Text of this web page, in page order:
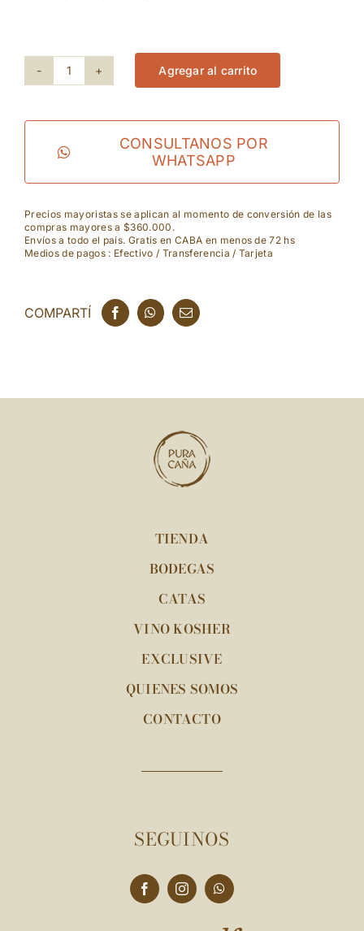
Tequila
de
cantidad
Agregar al carrito
CONSULTANOS POR
WHATSAPP
Precios mayoristas se aplican al momento de conversión de las
compras mayores a $360.000.
Envíos a todo el país. Gratis en CABA en menos de 72 hs
Medios de pagos : Efectivo / Transferencia / Tarjeta
COMPARTÍ
TIENDA
BODEGAS
CATAS
VINO KOSHER
EXCLUSIVE
QUIENES SOMOS
CONTACTO
SEGUINOS